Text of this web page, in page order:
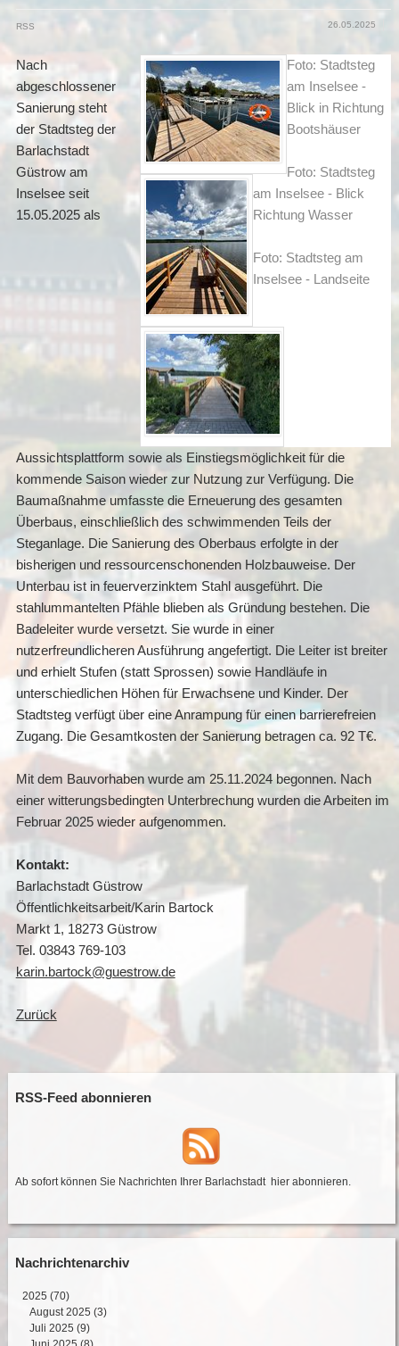
26.05.2025
RSS
Foto: Stadtsteg
am Inselsee -
Blick in Richtung
Bootshäuser
Foto: Stadtsteg
am Inselsee - Blick
Richtung Wasser
Foto: Stadtsteg am
Inselsee - Landseite
Nach
abgeschlossener
Sanierung steht
der Stadtsteg der
Barlachstadt
Güstrow am
Inselsee seit
15.05.2025 als
Aussichtsplattform sowie als Einstiegsmöglichkeit für die
kommende Saison wieder zur Nutzung zur Verfügung. Die
Baumaßnahme umfasste die Erneuerung des gesamten
Überbaus, einschließlich des schwimmenden Teils der
Steganlage. Die Sanierung des Oberbaus erfolgte in der
bisherigen und ressourcenschonenden Holzbauweise. Der
Unterbau ist in feuerverzinktem Stahl ausgeführt. Die
stahlummantelten Pfähle blieben als Gründung bestehen. Die
Badeleiter wurde versetzt. Sie wurde in einer
nutzerfreundlicheren Ausführung angefertigt. Die Leiter ist breiter
und erhielt Stufen (statt Sprossen) sowie Handläufe in
unterschiedlichen Höhen für Erwachsene und Kinder. Der
Stadtsteg verfügt über eine Anrampung für einen barrierefreien
Zugang. Die Gesamtkosten der Sanierung betragen ca. 92 T€.
Mit dem Bauvorhaben wurde am 25.11.2024 begonnen. Nach
einer witterungsbedingten Unterbrechung wurden die Arbeiten im
Februar 2025 wieder aufgenommen.
Kontakt:
Barlachstadt Güstrow
Öffentlichkeitsarbeit/Karin Bartock
Markt 1, 18273 Güstrow
Tel. 03843 769-103
karin.bartock@guestrow.de
Zurück
RSS-Feed abonnieren
Ab sofort können Sie Nachrichten Ihrer Barlachstadt hier abonnieren
Nachrichtenarchiv
2025 (70)
August 2025 (3)
Juli 2025 (9)